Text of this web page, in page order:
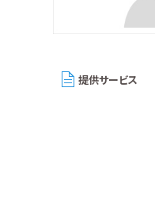
提供サービス